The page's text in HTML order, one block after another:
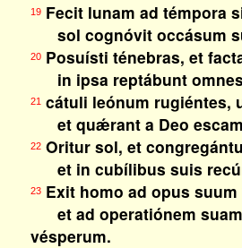
19Fecit lunam ad témpora
sol cognóvit occásum
20Posuísti ténebras, et
in ipsa reptábunt
21cátuli leónum rugiéntes,
et quǽrant a Deo
22Oritur sol, et
et in cubílibus suis
23Exit homo ad opus suum
et ad operatiónem
vésperum.